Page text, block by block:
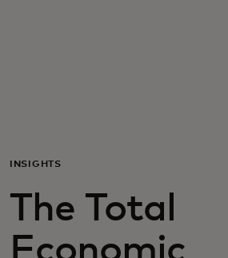
Νέα και τάσεις
INSIGHTS
The Total